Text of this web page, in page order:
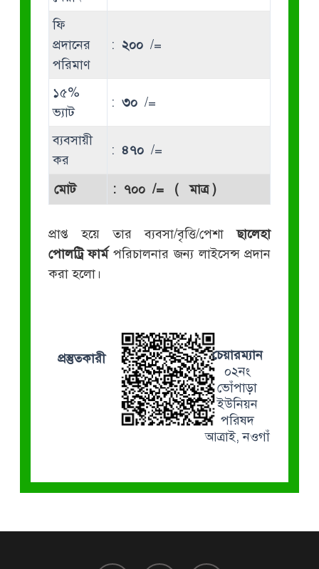
ফি
প্রদানের
পরিমাণ
: ২০০/=
১৫%
ভ্যাট
: ৩০/=
ব্যবসায়ী
কর
: ৪৭০/=
মোট : ৭০০/= ( মাত্র )
প্রাপ্ত হয়ে তার ব্যবসা/বৃত্তি/পেশাছালেহা
পোলট্রি ফার্মপরিচালনার জন্য লাইসেন্স প্রদান
করা হলো।
প্রস্তুতকারী
চেয়ারম্যান
০২নং
ভোঁপাড়া
ইউনিয়ন
পরিষদ
আত্রাই, নওগাঁ